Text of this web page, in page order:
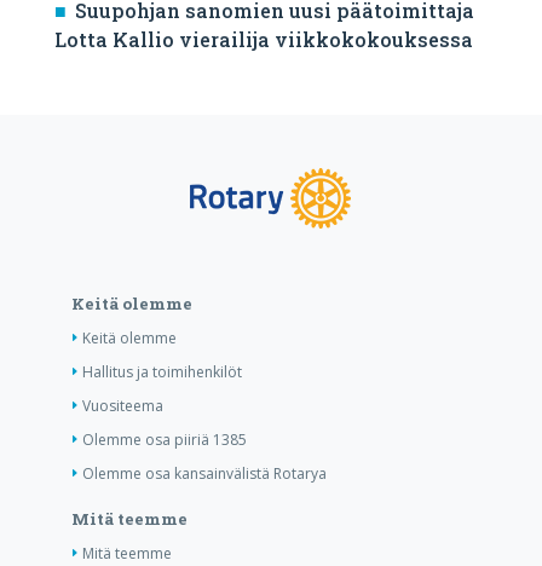
Suupohjan sanomien uusi päätoimittaja
Lotta Kallio vierailija viikkokokouksessa
Keitä olemme
Keitä olemme
Hallitus ja toimihenkilöt
Vuositeema
Olemme osa piiriä 1385
Olemme osa kansainvälistä Rotarya
Mitä teemme
Mitä teemme